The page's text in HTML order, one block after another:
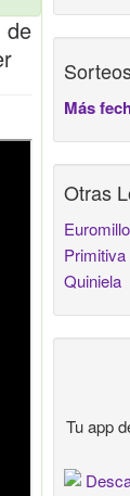
de
Más
Otras
Primitiva
Quiniela
Tu app